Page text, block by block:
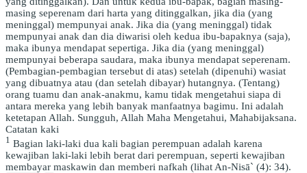
masing seperenam dari harta yang ditinggalkan, jika dia (yang
meninggal) mempunyai anak. Jika dia (yang meninggal) tidak
mempunyai anak dan dia diwarisi oleh kedua ibu-bapaknya (saja),
maka ibunya mendapat sepertiga. Jika dia (yang meninggal)
mempunyai beberapa saudara, maka ibunya mendapat seperenam.
(Pembagian-pembagian tersebut di atas) setelah (dipenuhi) wasiat
yang dibuatnya atau (dan setelah dibayar) hutangnya. (Tentang)
orang tuamu dan anak-anakmu, kamu tidak mengetahui siapa di
antara mereka yang lebih banyak manfaatnya bagimu. Ini adalah
ketetapan Allah. Sungguh, Allah Maha Mengetahui, Mahabijaksana.
Catatan kaki
1 Bagian laki-laki dua kali bagian perempuan adalah karena
kewajiban laki-laki lebih berat dari perempuan, seperti kewajiban
membayar maskawin dan memberi nafkah (lihat An-Nisā` (4): 34).